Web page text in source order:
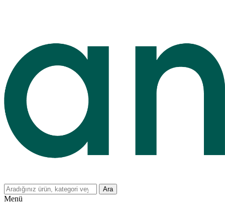
Ara
Menü